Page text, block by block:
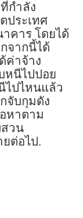
กำลัง
ประเทศ
คาร โดยได้
จากนี้ได้
ค่าจ้าง
หนีไปปอย
ไปไหนแล้ว
จับกุมดัง
หาตาม
วน
ต่อไป.